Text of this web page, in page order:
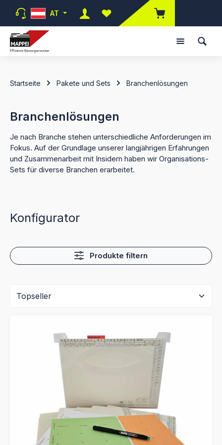
Zum Hauptinhalt springen
AT
Du hast 0 Produkte auf dem
Startseite Pakete und Sets Branchenlösungen
Branchenlösungen
Je nach Branche stehen unterschiedliche Anforderungen im
Fokus. Auf der Grundlage unserer langjährigen Erfahrungen
und Zusammenarbeit mit Insidern haben wir Organisations-
Sets für diverse Branchen erarbeitet.
Konfigurator
Produkte filtern